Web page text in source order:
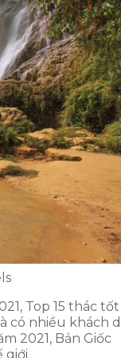
Top 15 thác tốt
có nhiều khách
2021, Bản Giốc